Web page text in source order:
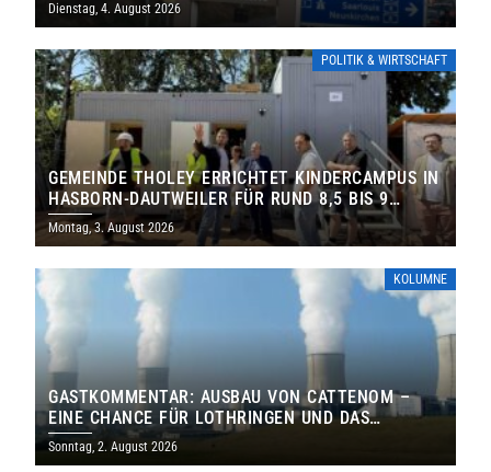
Dienstag, 4. August 2026
POLITIK & WIRTSCHAFT
GEMEINDE THOLEY ERRICHTET KINDERCAMPUS IN
HASBORN-DAUTWEILER FÜR RUND 8,5 BIS 9
MILLIONEN EURO
Montag, 3. August 2026
KOLUMNE
GASTKOMMENTAR: AUSBAU VON CATTENOM –
EINE CHANCE FÜR LOTHRINGEN UND DAS
SAARLAND
Sonntag, 2. August 2026